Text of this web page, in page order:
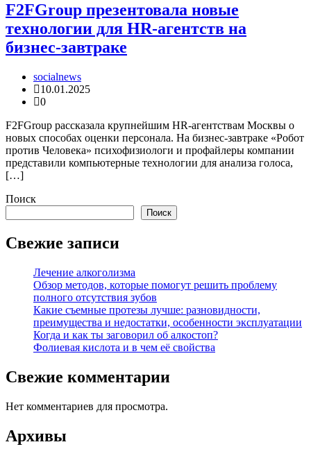
F2FGroup презентовала новые
технологии для HR-агентств на
бизнес-завтраке
socialnews
10.01.2025
0
F2FGroup рассказала крупнейшим HR-агентствам Москвы о
новых способах оценки персонала. На бизнес-завтраке «Робот
против Человека» психофизиологи и профайлеры компании
представили компьютерные технологии для анализа голоса,
[…]
Поиск
Поиск
Свежие записи
Лечение алкоголизма
Обзор методов, которые помогут решить проблему
полного отсутствия зубов
Какие съемные протезы лучше: разновидности,
преимущества и недостатки, особенности эксплуатации
Когда и как ты заговорил об алкостоп?
Фолиевая кислота и в чем её свойства
Свежие комментарии
Нет комментариев для просмотра.
Архивы